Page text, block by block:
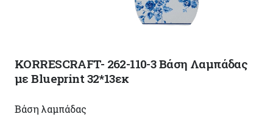
KORRESCRAFT- 262-110-3 Βάση Λαμπάδας
με Blueprint 32*13εκ
Βάση λαμπάδας